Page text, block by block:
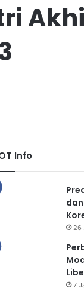
Info
26
7